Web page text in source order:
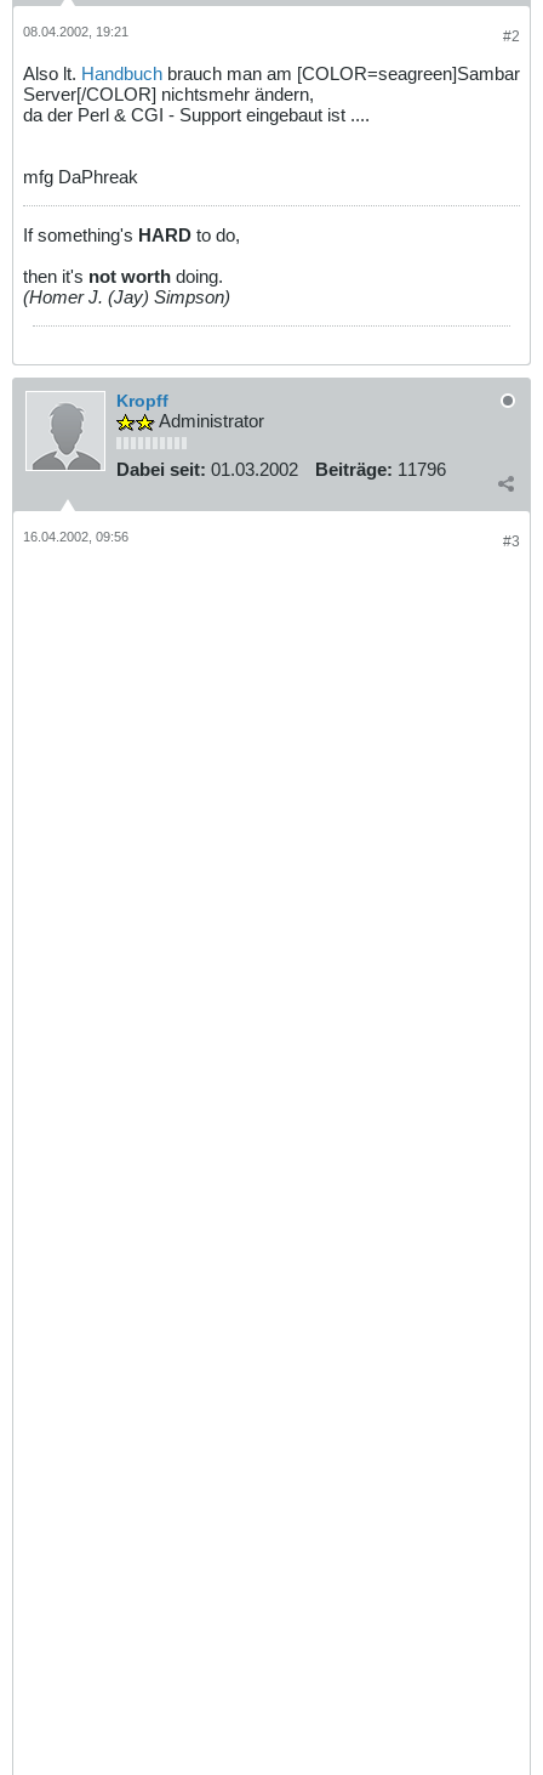
#2
08.04.2002, 19:21
Also lt. Handbuch brauch man am [COLOR=seagreen]Sambar
Server[/COLOR] nichtsmehr ändern,
da der Perl & CGI - Support eingebaut ist ....
mfg DaPhreak
If something's HARD to do,
then it's not worth doing.
(Homer J. (Jay) Simpson)
Kropff
Administrator
Dabei seit: 01.03.2002 Beiträge: 11796
#3
16.04.2002, 09:56